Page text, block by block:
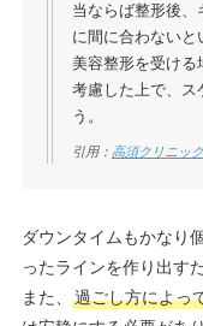
当ならば整形後、
に間に合わないと
美容整形を受ける
考慮した上で、ス
う。
引用： 高須クリニック
ダウンタイムもかなり
ったラインを作り出す
また、
過ごし方によっ